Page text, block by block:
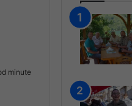
minute